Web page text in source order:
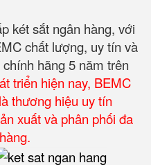
két sắt ngân hàng, với
chất lượng, uy tín và
hãng 5 năm trên
triển hiện nay, BEMC
thương hiệu uy tín
xuất và phân phối đa